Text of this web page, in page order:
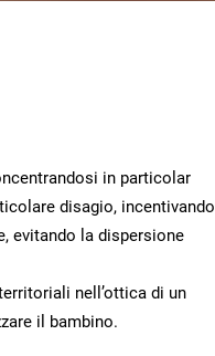
in particolar
disagio, incentivando
evitando la dispersione
nell’ottica di un
il bambino.